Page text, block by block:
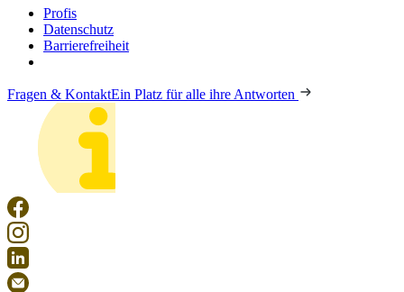
Profis
Datenschutz
Barrierefreiheit
Fragen & KontaktEin Platz für alle ihre Antworten